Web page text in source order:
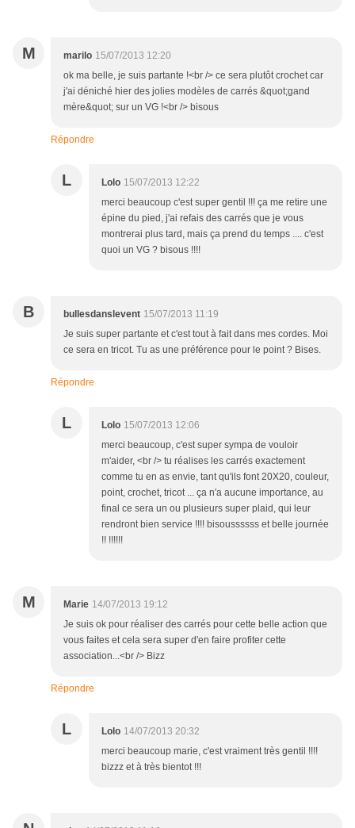
M marilo 15/07/2013 12:20
ok ma belle, je suis partante !<br /> ce sera plutôt crochet car
j'ai déniché hier des jolies modèles de carrés &quot;gand
mère&quot; sur un VG !<br /> bisous
Répondre
L Lolo 15/07/2013 12:22
merci beaucoup c'est super gentil !!! ça me retire une
épine du pied, j'ai refais des carrés que je vous
montrerai plus tard, mais ça prend du temps .... c'est
quoi un VG ? bisous !!!!
B bullesdanslevent 15/07/2013 11:19
Je suis super partante et c'est tout à fait dans mes cordes. Moi
ce sera en tricot. Tu as une préférence pour le point ? Bises.
Répondre
L Lolo 15/07/2013 12:06
merci beaucoup, c'est super sympa de vouloir
m'aider, <br /> tu réalises les carrés exactement
comme tu en as envie, tant qu'ils font 20X20, couleur,
point, crochet, tricot ... ça n'a aucune importance, au
final ce sera un ou plusieurs super plaid, qui leur
rendront bien service !!!! bisoussssss et belle journée
!! !!!!!!
M Marie 14/07/2013 19:12
Je suis ok pour réaliser des carrés pour cette belle action que
vous faites et cela sera super d'en faire profiter cette
association...<br /> Bizz
Répondre
L Lolo 14/07/2013 20:32
merci beaucoup marie, c'est vraiment très gentil !!!!
bizzz et à très bientot !!!